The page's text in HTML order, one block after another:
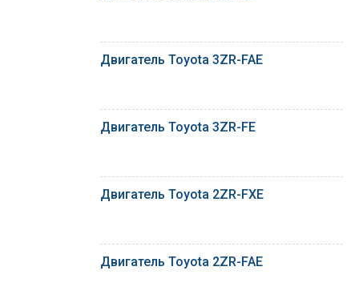
Двигатель Toyota 3ZR-FAE
Двигатель Toyota 3ZR-FE
Двигатель Toyota 2ZR-FXE
Двигатель Toyota 2ZR-FAE